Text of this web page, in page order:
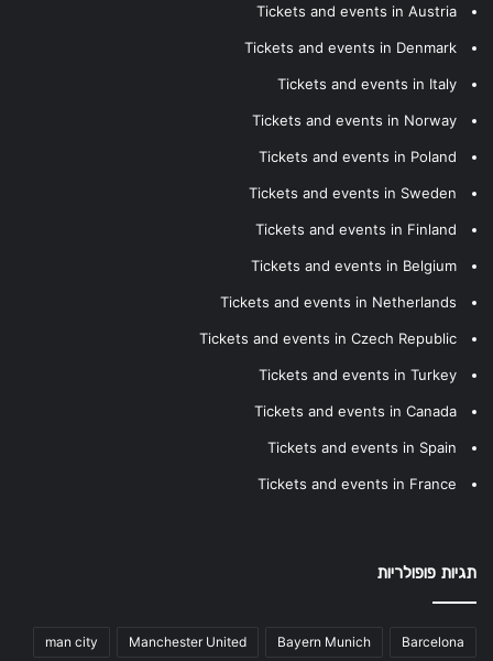
Tickets and events in Austria
Tickets and events in Denmark
Tickets and events in Italy
Tickets and events in Norway
Tickets and events in Poland
Tickets and events in Sweden
Tickets and events in Finland
Tickets and events in Belgium
Tickets and events in Netherlands
Tickets and events in Czech Republic
Tickets and events in Turkey
Tickets and events in Canada
Tickets and events in Spain
Tickets and events in France
תגיות פופולריות
Barcelona
Bayern Munich
Manchester United
man city